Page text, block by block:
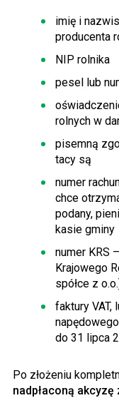
imię i
producenta
NIP rolnika
pesel lub
rolnych w
pisemną
tacy są
numer
chce
podany,
kasie gminy
numer KRS
Krajowego
spółce z
faktury VAT,
do 31 lipca
Po złożeniu
nadpłaconą